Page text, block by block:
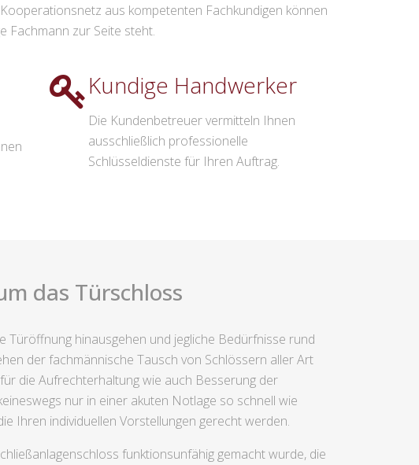
aus kompetenten Fachkundigen können
Fachmann zur Seite steht.
Kundige Handwerker
Die Kundenbetreuer vermitteln Ihnen
ausschließlich professionelle
Schlüsseldienste für Ihren Auftrag.
das Türschloss
hinausgehen und jegliche Bedürfnisse rund
der fachmännische Tausch von Schlössern aller Art
die Aufrechterhaltung wie auch Besserung der
nur in einer akuten Notlage so schnell wie
Ihren individuellen Vorstellungen gerecht werden.
funktionsunfähig gemacht wurde, die